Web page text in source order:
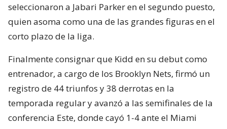
seleccionaron a Jabari Parker en el segundo puesto,
quien asoma como una de las grandes figuras en el
corto plazo de la liga.
Finalmente consignar que Kidd en su debut como
entrenador, a cargo de los Brooklyn Nets, firmó un
registro de 44 triunfos y 38 derrotas en la
temporada regular y avanzó a las semifinales de la
conferencia Este, donde cayó 1-4 ante el Miami